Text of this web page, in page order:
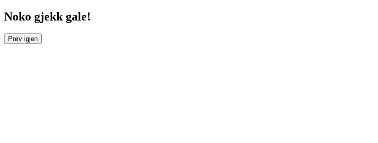
Noko gjekk gale!
Prøv igjen